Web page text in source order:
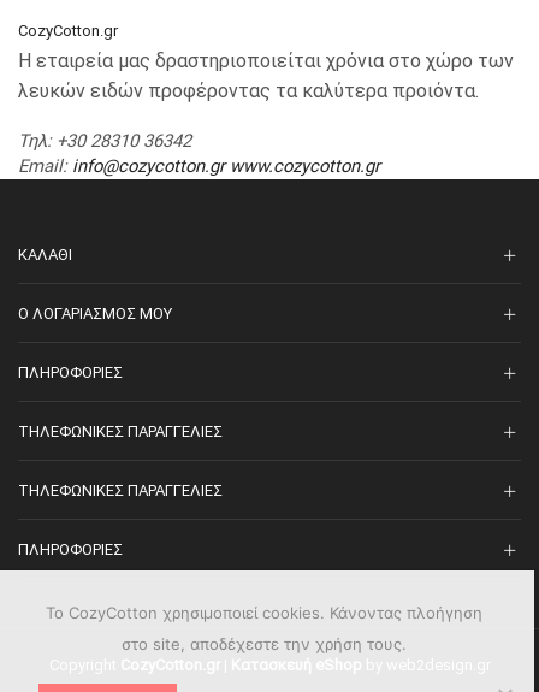
CozyCotton.gr
Η εταιρεία μας δραστηριοποιείται χρόνια στο χώρο των
λευκών ειδών προφέροντας τα καλύτερα προιόντα.
Τηλ: +30 28310 36342
Email: info@cozycotton.gr www.cozycotton.gr
ΚΑΛΆΘΙ
O ΛΟΓΑΡΙΑΣΜΌΣ ΜΟΥ
ΠΛΗΡΟΦΟΡΊΕΣ
ΤΗΛΕΦΩΝΙΚΈΣ ΠΑΡΑΓΓΕΛΊΕΣ
ΤΗΛΕΦΩΝΙΚΈΣ ΠΑΡΑΓΓΕΛΊΕΣ
ΠΛΗΡΟΦΟΡΊΕΣ
Το CozyCotton χρησιμοποιεί cookies. Κάνοντας πλοήγηση
στο site, αποδέχεστε την χρήση τους.